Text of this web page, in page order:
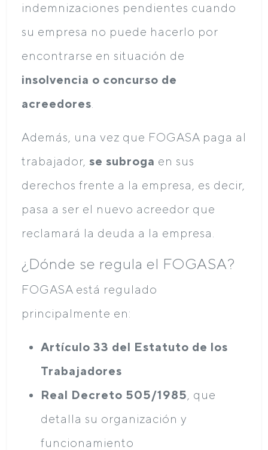
indemnizaciones pendientes cuando
su empresa no puede hacerlo por
encontrarse en situación de
insolvencia o concurso de
acreedores
Además, una vez que FOGASA paga al
trabajador, se subroga en sus
derechos frente a la empresa, es decir,
pasa a ser el nuevo acreedor que
reclamará la deuda a la empresa.
¿Dónde se regula el FOGASA?
FOGASA está regulado
principalmente en:
Artículo 33 del Estatuto de los
Trabajadores
Real Decreto 505/1985 , que
detalla su organización y
funcionamiento